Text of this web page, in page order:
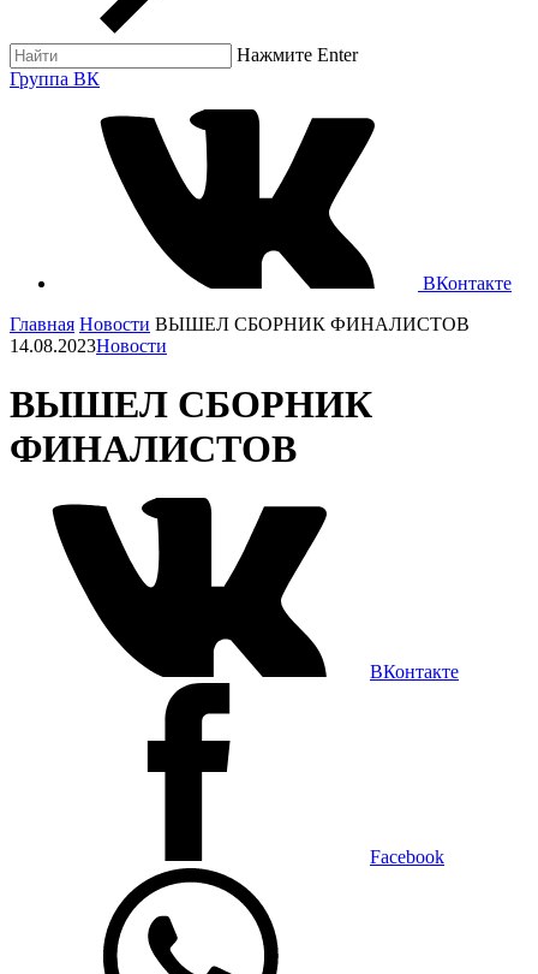
Нажмите Enter
Группа ВК
ВКонтакте
Главная Новости ВЫШЕЛ СБОРНИК ФИНАЛИСТОВ
14.08.2023Новости
ВЫШЕЛ СБОРНИК
ФИНАЛИСТОВ
ВКонтакте
Facebook